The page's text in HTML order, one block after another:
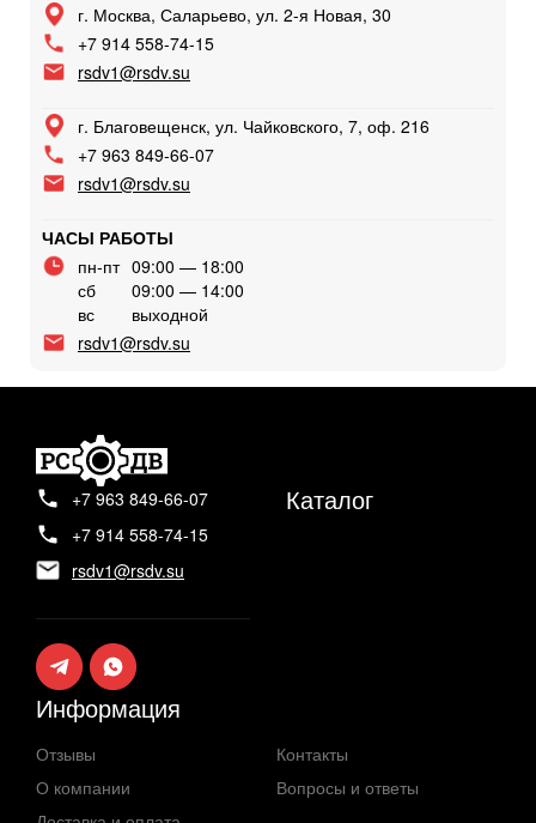
г. Москва, Саларьево, ул. 2-я Новая, 30
+7 914 558-74-15
rsdv1@rsdv.su
г. Благовещенск, ул. Чайковского, 7, оф. 216
+7 963 849-66-07
rsdv1@rsdv.su
ЧАСЫ РАБОТЫ
пн-пт 09:00 — 18:00
сб
09:00 — 14:00
вс
выходной
rsdv1@rsdv.su
+7 963 849-66-07
+7 914 558-74-15
rsdv1@rsdv.su
Каталог
Информация
Отзывы
О компании
Контакты
Вопросы и ответы